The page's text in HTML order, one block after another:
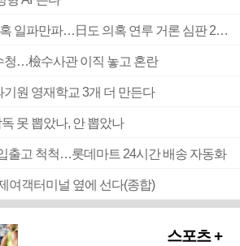
■ 축구협회 ‘성 접대’ 의혹 일파만파…日도 의혹 연루 거론 심판 2명 조사
청…檢수사관 이직 놓고 혼란
원 영재학교 3개 더 만든다
못 뽑았나, 안 뽑았나
출고 척척…롯데마트 24시간 배송 자동화
여객터미널 옆에 선다(종합)
스포츠 +